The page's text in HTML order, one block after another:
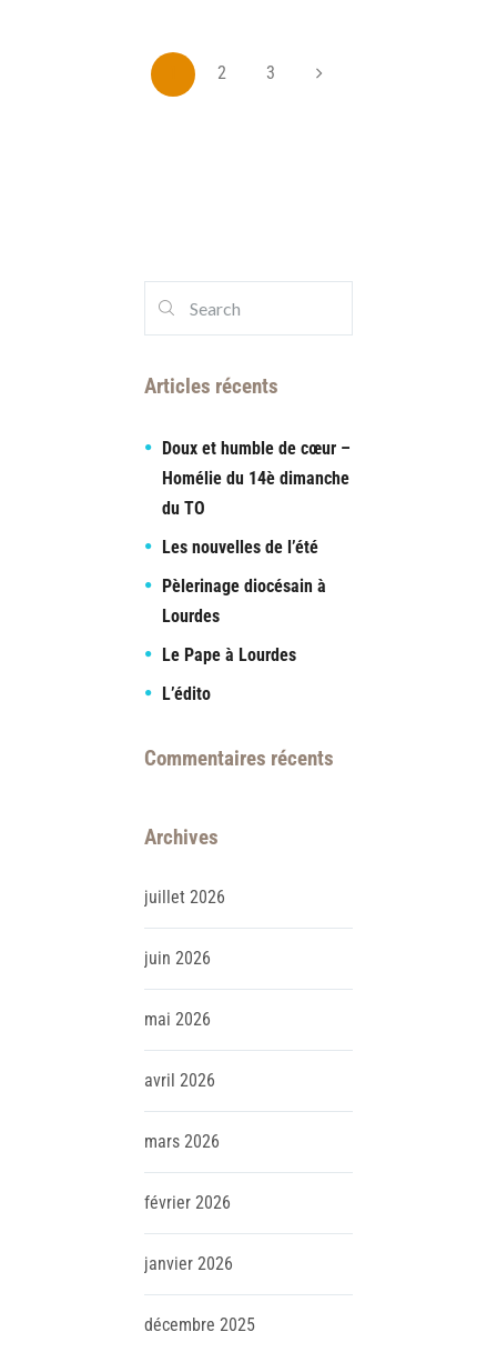
2 3
Articles récents
Doux et humble de cœur –
Homélie du 14è dimanche
du TO
Les nouvelles de l’été
Pèlerinage diocésain à
Lourdes
Le Pape à Lourdes
L’édito
Commentaires récents
Archives
juillet 2026
juin 2026
mai 2026
avril 2026
mars 2026
février 2026
janvier 2026
décembre 2025